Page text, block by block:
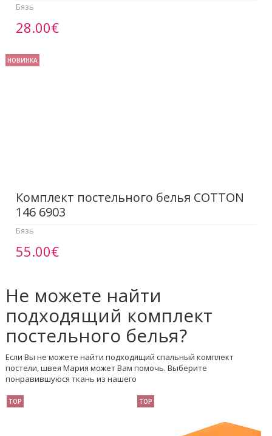
Бязь
28.00€
НОВИНКА
Комплект постельного белья COTTON
146 6903
Бязь
55.00€
Не можете найти
подходящий комплект
постельного белья?
Если Вы не можете найти подходящий спальный комплект
постели, швея Мария может Вам помочь. Выберите
понравившуюся ткань из нашего
TOP TOP